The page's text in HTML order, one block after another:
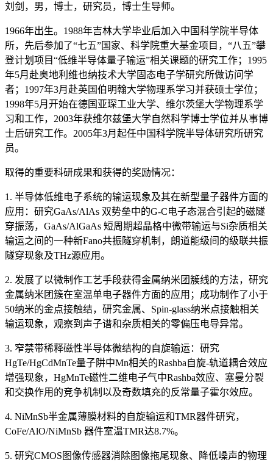
刘剑，男，博士，研究员，博士生导师。
1966年出生。1988年吉林大学毕业后加入中国科学院半导体
所，先后参加了“七五”国家、科学院重大基金项目，“八五”攀
登计划项目“低维半导体量子输运”相关课题的研究工作；1995
年5月赴奥地利维也纳技术大学固态电子学研究所做访问学
者；1997年3月赴英国伯明翰大学物理系学习并获硕士学位；
1998年5月开始在德国亚琛工业大学、维尔茨堡大学物理系学
习和工作，2003年获维尔兹堡大学自然科学博士学位并从事博
士后研究工作。2005年3月起任中国科学院半导体研究所研究
员。
取得的重要科研成果和获得的奖励情况：
1. 半导体低维电子系统的输运现象及其在新型量子器件方面的
应用：研究GaAs/AlAs 双势垒中的G-C电子态混合引起的磁隧
穿振荡，GaAs/AlGaAs 短周期超晶格中微带输运与Si杂质相关
输运之间的一种新Fano共振隧穿机制，朗道能级间的级联共振
隧穿现象及THz源应用。
2. 发展了以微制作工艺手段获得金属纳米团簇线的方法，研究
金属纳米团簇在室温单电子器件方面的应用；成功制作了小于
50纳米的金点接触结，研究金属、Spin-glass纳米点接触相关
输运现象，观察到声子谱和杂质相关的零偏压电导异常。
3. 窄禁带稀释磁性半导体微结构的自旋输运：研究
HgTe/HgCdMnTe量子阱中Mn相关的Rashba自旋-轨道耦合效应
增强现象，HgMnTe磁性二维电子气中Rashba效应、塞曼分裂
和交换作用的竞争机制以及奇数填充的反常量子霍尔效应。
4. NiMnSb半金属薄膜材料的自旋输运和TMR器件研究，
CoFe/AlO/NiMnSb 器件室温TMR达8.7%。
5. 研究CMOS图像传感器消除图像拖尾现象、降低噪声的物理